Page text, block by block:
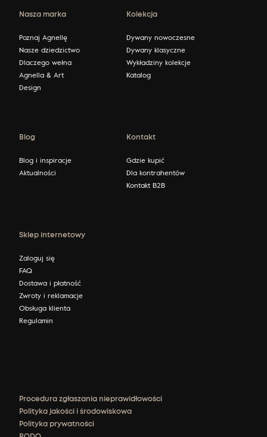
Nasza marka
Poznaj Agnellę
Nasze dziedzictwo
Dlaczego wełna
Agnella & Art
Design
Kolekcja
Dywany nowoczesne
Dywany klasyczne
Wykładziny kolekcje
Katalog
Blog
Blog i inspiracje
Aktualności
Kontakt
Gdzie kupić
Dla kontrahentów
Kontakt B2B
Sklep internetowy
Zaloguj się
FAQ
Dostawa i płatność
Zwroty i reklamacje
Obsługa klienta
Regulamin
Procedura zgłaszania nieprawidłowości
Polityka jakości i środowiskowa
Polityka prywatności